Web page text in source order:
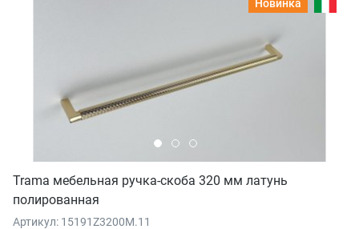
Новинка
Trama мебельная ручка-скоба 320 мм латунь
полированная
Артикул: 15191Z3200M.11